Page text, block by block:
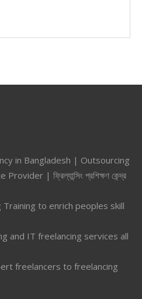
in Bangladesh | Outsourcing
| ফ্রিল্যান্সিং প্রশিক্ষণ কেন্দ্র
to enrich peoples skill
and IT freelancing services all
freelancers to freelancing